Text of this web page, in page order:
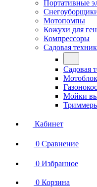
Портативные
Мотопомпы
Кожухи для
Компрессоры
Садовая
Садовая
Мойки
Кабинет
0 Сравнение
0 Избранное
0 Корзина